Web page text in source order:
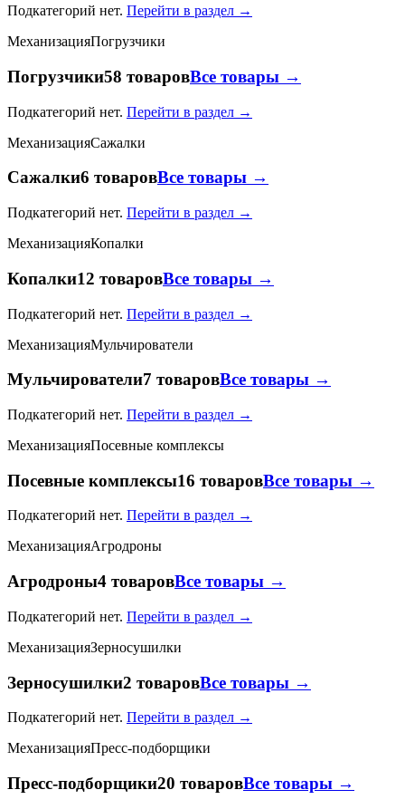
Подкатегорий нет. Перейти в раздел →
МеханизацияПогрузчики
Погрузчики58 товаровВсе товары →
Подкатегорий нет. Перейти в раздел →
МеханизацияСажалки
Сажалки6 товаровВсе товары →
Подкатегорий нет. Перейти в раздел →
МеханизацияКопалки
Копалки12 товаровВсе товары →
Подкатегорий нет. Перейти в раздел →
МеханизацияМульчирователи
Мульчирователи7 товаровВсе товары →
Подкатегорий нет. Перейти в раздел →
МеханизацияПосевные комплексы
Посевные комплексы16 товаровВсе товары →
Подкатегорий нет. Перейти в раздел →
МеханизацияАгродроны
Агродроны4 товаровВсе товары →
Подкатегорий нет. Перейти в раздел →
МеханизацияЗерносушилки
Зерносушилки2 товаровВсе товары →
Подкатегорий нет. Перейти в раздел →
МеханизацияПресс-подборщики
Пресс-подборщики20 товаровВсе товары →